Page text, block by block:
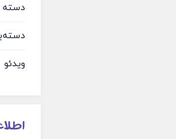
دسته
ویدئو